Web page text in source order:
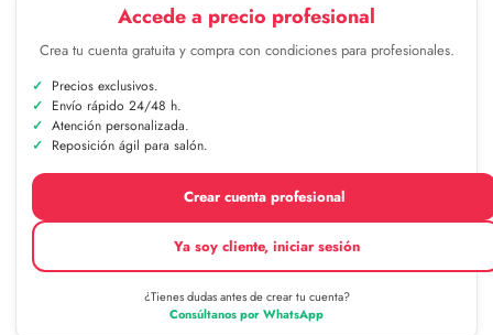
Accede a precio profesional
Crea tu cuenta gratuita y compra con condiciones para profesionales.
Precios exclusivos.
Envío rápido 24/48 h.
Atención personalizada.
Reposición ágil para salón.
Crear cuenta profesional
Ya soy cliente, iniciar sesión
¿Tienes dudas antes de crear tu cuenta?
Consúltanos por WhatsApp